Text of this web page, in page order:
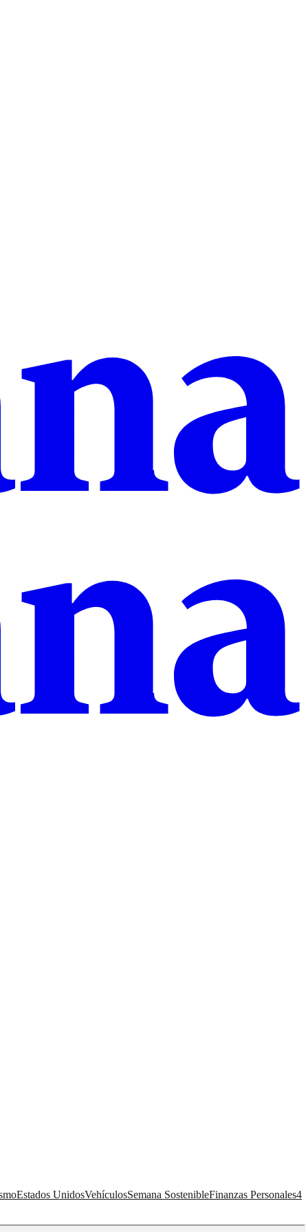
Estados UnidosVehículosSemana SostenibleFinanzas Personales4